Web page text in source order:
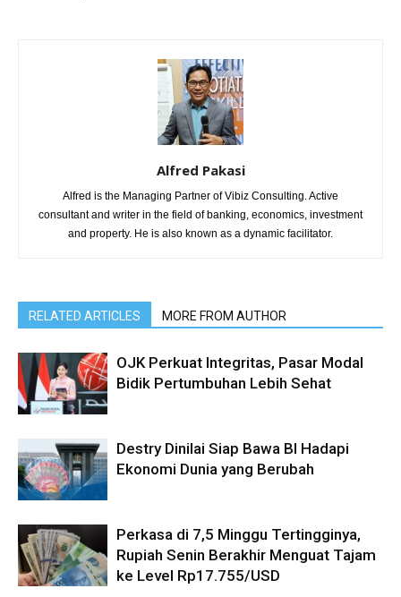
Alfred Pakasi
Alfred is the Managing Partner of Vibiz Consulting. Active
consultant and writer in the field of banking, economics, investment
and property. He is also known as a dynamic facilitator.
RELATED ARTICLES MORE FROM AUTHOR
OJK Perkuat Integritas, Pasar Modal
Bidik Pertumbuhan Lebih Sehat
Destry Dinilai Siap Bawa BI Hadapi
Ekonomi Dunia yang Berubah
Perkasa di 7,5 Minggu Tertingginya,
Rupiah Senin Berakhir Menguat Tajam
ke Level Rp17.755/USD